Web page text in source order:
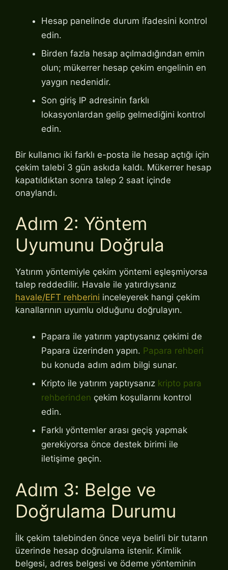
Hesap panelinde durum ifadesini kontrol
edin.
Birden fazla hesap açılmadığından emin
olun; mükerrer hesap çekim engelinin en
yaygın nedenidir.
Son giriş IP adresinin farklı
lokasyonlardan gelip gelmediğini kontrol
edin.
Bir kullanıcı iki farklı e-posta ile hesap açtığı için
çekim talebi 3 gün askıda kaldı. Mükerrer hesap
kapatıldıktan sonra talep 2 saat içinde
onaylandı.
Adım 2: Yöntem
Uyumunu Doğrula
Yatırım yöntemiyle çekim yöntemi eşleşmiyorsa
talep reddedilir. Havale ile yatırdıysanız
havale/EFT rehberini inceleyerek hangi çekim
kanallarının uyumlu olduğunu doğrulayın.
Papara ile yatırım yaptıysanız çekimi de
Papara üzerinden yapın. Papara rehberi
bu konuda adım adım bilgi sunar.
Kripto ile yatırım yaptıysanız kripto para
rehberinden çekim koşullarını kontrol
edin.
Farklı yöntemler arası geçiş yapmak
gerekiyorsa önce destek birimi ile
iletişime geçin.
Adım 3: Belge ve
Doğrulama Durumu
İlk çekim talebinden önce veya belirli bir tutarın
üzerinde hesap doğrulama istenir. Kimlik
belgesi, adres belgesi ve ödeme yönteminin